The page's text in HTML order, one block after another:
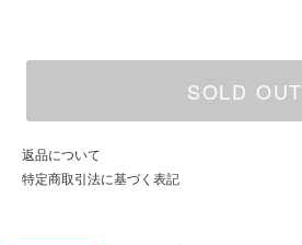
SOLD OUT
返品について
特定商取引法に基づく表記